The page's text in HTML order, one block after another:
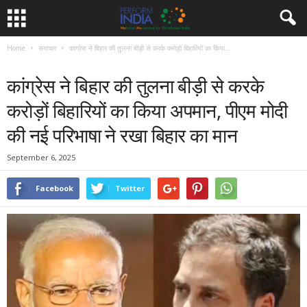
Home समाचार कांग्रेस ने बिहार की तुलना बीड़ी से करके करोड़ों बिहारियों का किया...
कांग्रेस ने बिहार की तुलना बीड़ी से करके
करोड़ों बिहारियों का किया अपमान, पीएम मोदी
की नई परिभाषा ने रखा बिहार का मान
September 6, 2025
Facebook Twitter